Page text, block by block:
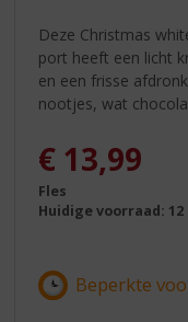
Deze Christmas
port heeft een licht
en een frisse
nootjes, wat
€ 13,99
Fles
Huidige voorraad: 12